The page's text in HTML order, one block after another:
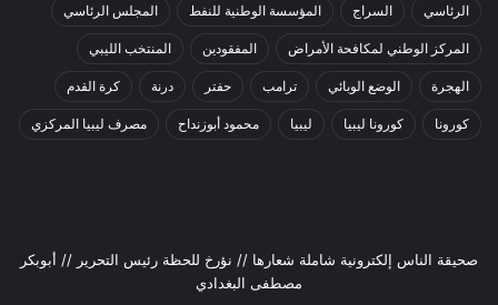
الرئاسي السراج المؤسسة الوطنية للنفط المجلس الرئاسي
المركز الوطني لمكافحة الأمراض المفقودين المنتخب الليبي
الهجرة الوضع الوبائي ترامب حفتر درنة كرة القدم
كورونا كورونا ليبيا ليبيا محمود أبوزنداح مصرف ليبيا المركزي
صحيقة الناس إلكترونية شاملة شعارها // نؤرخ للحظة رئيس التحرير // أبوبكر
مصطفى البغدادي